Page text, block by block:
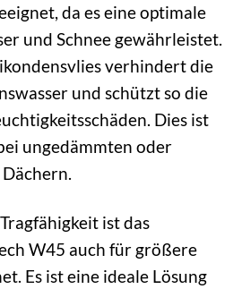
da es eine optimale
und Schnee gewährleistet.
verhindert die
und schützt so die
Dies ist
ungedämmten oder
ist das
W45 auch für größere
Es ist eine ideale Lösung